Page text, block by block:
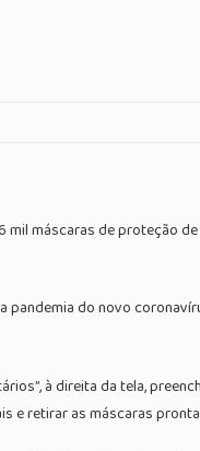
mil máscaras de proteção
pandemia do novo
à direita da tela,
e retirar as máscaras